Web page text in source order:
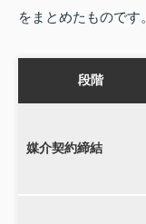
をまとめたものです。
段階
媒介契約締結